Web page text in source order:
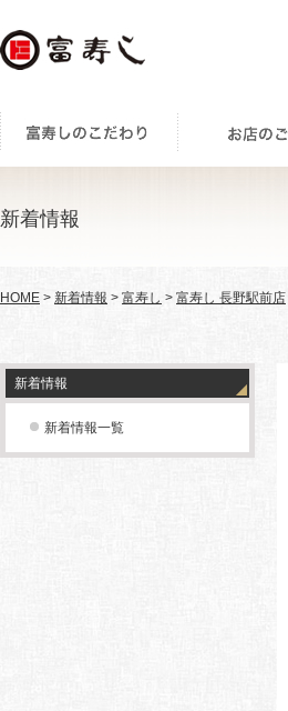
新着情報
HOME > 新着情報 > 富寿し > 富寿し 長野駅前店
新着情報
新着情報一覧